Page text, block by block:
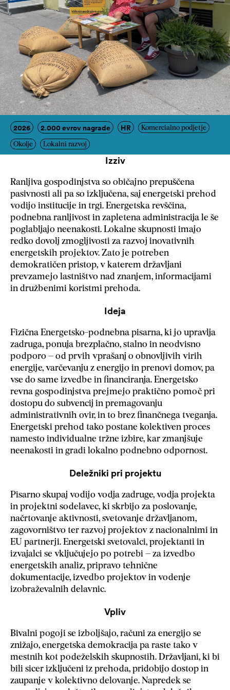
2026 2.000 evrov nagrade HR Komercialno podjetje
Okolje Lokalni razvoj
Izziv
Ranljiva gospodinjstva so običajno prepuščena
pasivnosti ali pa so izključena, saj energetski prehod
vodijo institucije in trgi. Energetska revščina,
podnebna ranljivost in zapletena administracija le še
poglabljajo neenakosti. Lokalne skupnosti imajo
redko dovolj zmogljivosti za razvoj inovativnih
energetskih projektov. Zato je potreben
demokratičen pristop, v katerem državljani
prevzamejo lastništvo nad znanjem, informacijami
in družbenimi koristmi prehoda.
Ideja
Fizična Energetsko-podnebna pisarna, ki jo upravlja
zadruga, ponuja brezplačno, stalno in neodvisno
podporo – od prvih vprašanj o obnovljivih virih
energije, varčevanju z energijo in prenovi domov, pa
vse do same izvedbe in financiranja. Energetsko
revna gospodinjstva prejmejo praktično pomoč pri
dostopu do subvencij in premagovanju
administrativnih ovir, in to brez finančnega tveganja.
Energetski prehod tako postane kolektiven proces
namesto individualne tržne izbire, kar zmanjšuje
neenakosti in gradi lokalno podnebno odpornost.
Deležniki pri projektu
Pisarno skupaj vodijo vodja zadruge, vodja projekta
in projektni sodelavec, ki skrbijo za poslovanje,
načrtovanje aktivnosti, svetovanje državljanom,
zagovorništvo ter razvoj projektov z nacionalnimi in
EU partnerji. Energetski svetovalci, projektanti in
izvajalci se vključujejo po potrebi – za izvedbo
energetskih analiz, pripravo tehnične
dokumentacije, izvedbo projektov in vodenje
izobraževalnih delavnic.
Vpliv
Bivalni pogoji se izboljšajo, računi za energijo se
znižajo, energetska demokracija pa raste tako v
mestnih kot podeželskih skupnostih. Državljani, ki bi
bili sicer izključeni iz prehoda, pridobijo dostop in
zaupanje v kolektivno delovanje. Napredek se